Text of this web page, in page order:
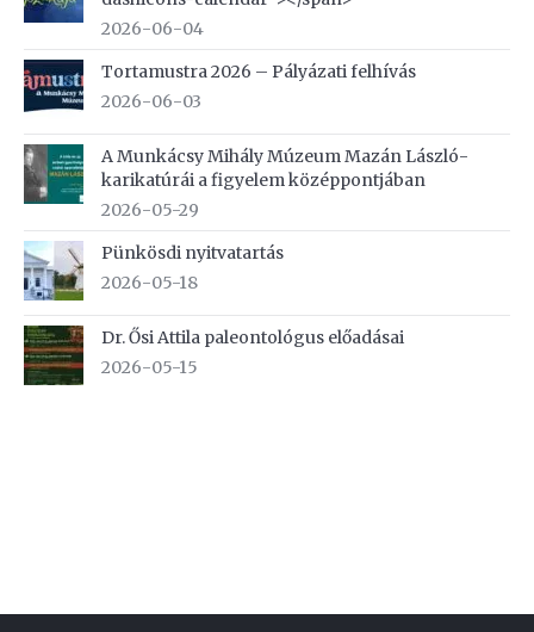
2026-06-04
Tortamustra 2026 – Pályázati felhívás
2026-06-03
A Munkácsy Mihály Múzeum Mazán László-
karikatúrái a figyelem középpontjában
2026-05-29
Pünkösdi nyitvatartás
2026-05-18
Dr. Ősi Attila paleontológus előadásai
2026-05-15